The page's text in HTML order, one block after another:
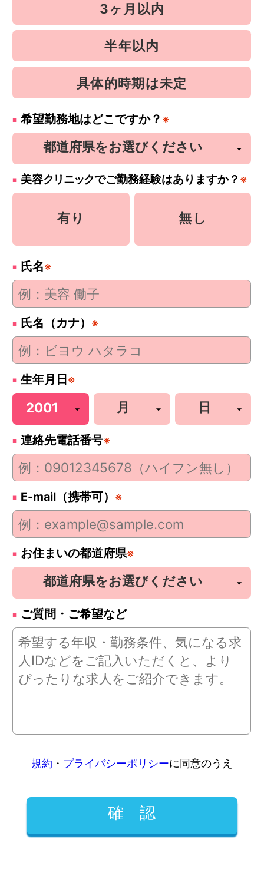
3ヶ月以内
半年以内
具体的時期は未定
希望勤務地はどこですか？ ※
美容クリニックでご勤務経験はありますか？ ※
有り 無し
氏名※
氏名（カナ） ※
生年月日 ※
連絡先電話番号※
E-mail（携帯可） ※
お住まいの都道府県※
ご質問・ご希望など
規約 ・ プライバシーポリシーに同意のうえ